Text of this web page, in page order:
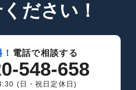
ださい！
電話で相談する
548-658
(日・祝日定休日)